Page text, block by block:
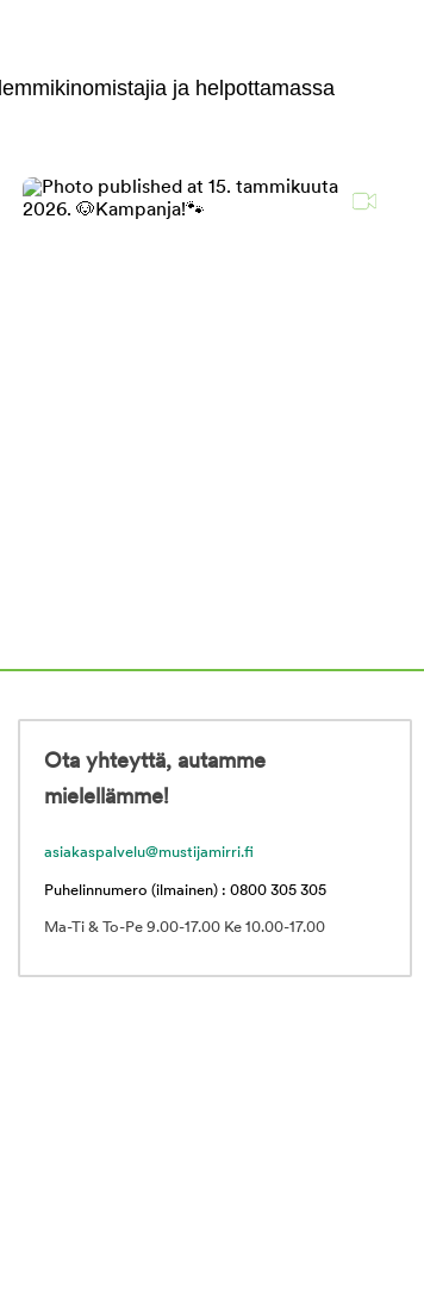
ja helpottamassa
Ota yhteyttä, autamme
mielellämme!
asiakaspalvelu@mustijamirri.fi
Puhelinnumero (ilmainen) : 0800 305 305
Ma-Ti & To-Pe 9.00-17.00 Ke 10.00-17.00